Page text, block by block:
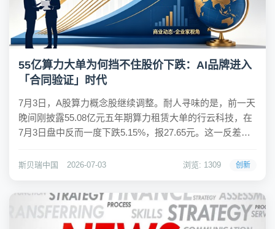
55亿算力大单为何挡不住股价下跌：AI品牌进入
「合同验证」时代
7月3日，A股算力概念股继续调整。耐人寻味的是，前一天
晚间刚披露55.08亿元五年期算力租赁大单的行云科技，在
7月3日盘中反而一度下跌5.15%，报27.65元。这一反差并
的大额合同，大概率会引发股价剧烈上涨；而在当前市场
斯贝瑞中国 2026-07-03 浏览: 1309 创新